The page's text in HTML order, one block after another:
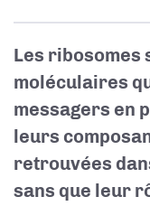
Les ribosomes
moléculaires
messagers en
leurs
retrouvées
sans que leur